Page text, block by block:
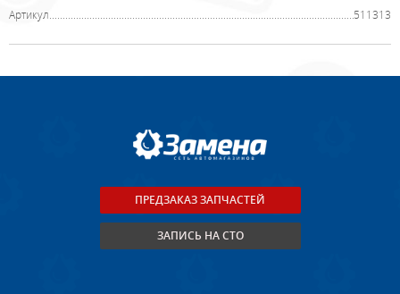
Артикул
511313
ПРЕДЗАКАЗ ЗАПЧАСТЕЙ
ЗАПИСЬ НА СТО